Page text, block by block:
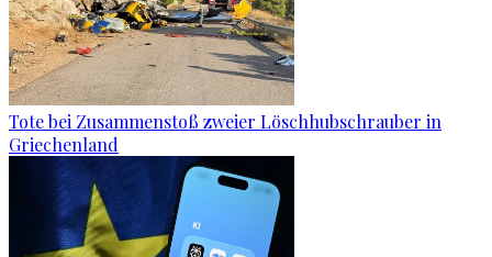
Tote bei Zusammenstoß zweier Löschhubschrauber in
Griechenland